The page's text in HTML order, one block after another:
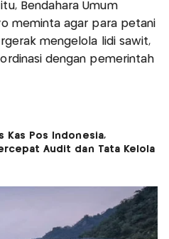
Bendahara Umum
meminta agar para petani
mengelola lidi sawit,
dengan pemerintah
Kas Pos Indonesia,
Audit dan Tata Kelola